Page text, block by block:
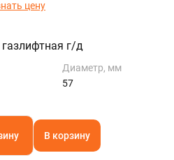
цену
г/д
Диаметр, мм
57
В корзину